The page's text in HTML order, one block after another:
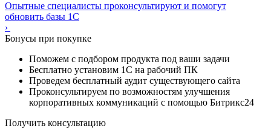
Опытные специалисты проконсультируют и помогут
обновить базы 1С
›
Бонусы при покупке
Поможем с подбором продукта под ваши задачи
Бесплатно установим 1С на рабочий ПК
Проведем бесплатный аудит существующего сайта
Проконсультируем по возможностям улучшения
корпоративных коммуникаций с помощью Битрикс24
Получить консультацию